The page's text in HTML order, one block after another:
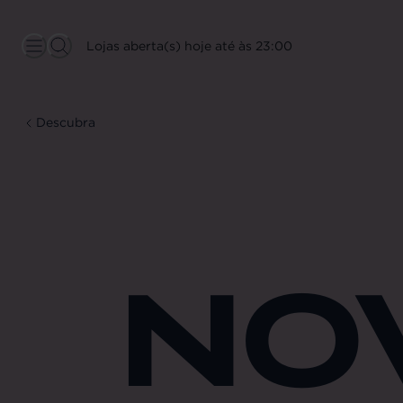
Lojas aberta(s) hoje até às 23:00
Descubra